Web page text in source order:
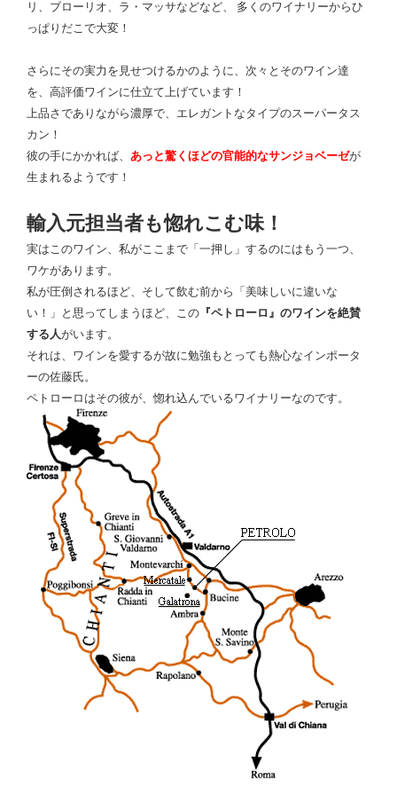
リ、ブローリオ、ラ・マッサなどなど、 多くのワイナリーからひ
っぱりだこで大変！
さらにその実力を見せつけるかのように、次々とそのワイン達
を、高評価ワインに仕立て上げています！
上品さでありながら濃厚で、エレガントなタイプのスーパータス
カン！
彼の手にかかれば、 あっと驚くほどの官能的なサンジョベーゼが
生まれるようです！
輸入元担当者も惚れこむ味！
実はこのワイン、私がここまで「一押し」するのにはもう一つ、
ワケがあります。
私が圧倒されるほど、そして飲む前から「美味しいに違いな
い！」と思ってしまうほど、この 『ペトローロ』のワインを絶賛
する人がいます。
それは、ワインを愛するが故に勉強もとっても熱心なインポータ
ーの佐藤氏。
ペトローロはその彼が、惚れ込んでいるワイナリーなのです。